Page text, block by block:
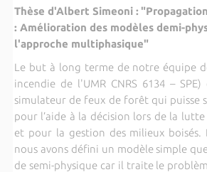
Thèse d'Albert Simeoni :
: Amélioration des modèles demi-
l'approche multiphasique"
Le but à long terme de notre équipe
incendie de l'UMR CNRS 6134 –
simulateur de feux de forêt qui puisse
pour l’aide à la décision lors de la
et pour la gestion des milieux boisés.
nous avons défini un modèle simple
de semi-physique car il traite le